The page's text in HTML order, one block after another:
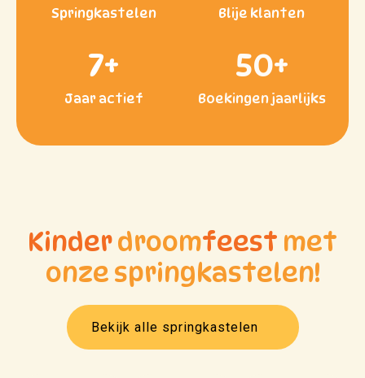
Springkastelen
7+
Jaar actief
Blije klanten
50+
Boekingen jaarlijks
Kinderdroomfeest met
onze springkastelen!
Bekijk alle springkastelen